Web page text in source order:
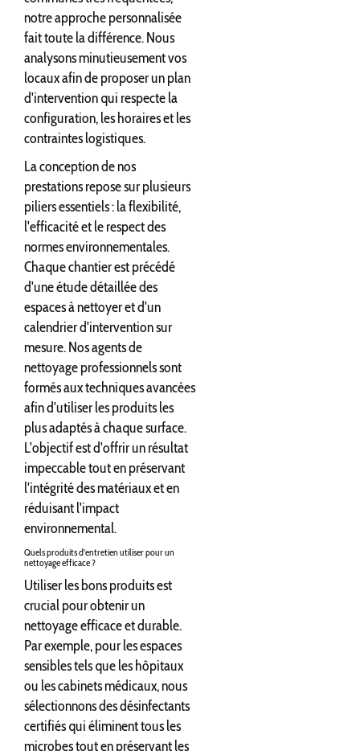
notre approche personnalisée
fait toute la différence. Nous
analysons minutieusement vos
locaux afin de proposer un plan
d'intervention qui respecte la
configuration, les horaires et les
contraintes logistiques.
La conception de nos
prestations repose sur plusieurs
piliers essentiels : la flexibilité,
l'efficacité et le respect des
normes environnementales.
Chaque chantier est précédé
d'une étude détaillée des
espaces à nettoyer et d'un
calendrier d'intervention sur
mesure. Nos agents de
nettoyage professionnels sont
formés aux techniques avancées
afin d'utiliser les produits les
plus adaptés à chaque surface.
L'objectif est d'offrir un résultat
impeccable tout en préservant
l'intégrité des matériaux et en
réduisant l'impact
environnemental.
Quels produits d'entretien utiliser pour un
nettoyage efficace ?
Utiliser les bons produits est
crucial pour obtenir un
nettoyage efficace et durable.
Par exemple, pour les espaces
sensibles tels que les hôpitaux
ou les cabinets médicaux, nous
sélectionnons des désinfectants
certifiés qui éliminent tous les
microbes tout en préservant les